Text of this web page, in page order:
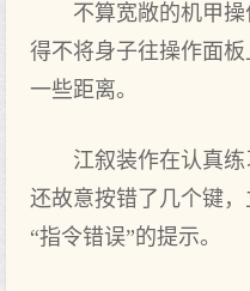
不算宽敞的机甲
得不将身子往操作面
一些距离。
江叙装作在认真练
还故意按错了几个键
“指令错误”的提示。